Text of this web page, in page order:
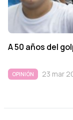
A 50 años del
OPINIÓN 23 mar